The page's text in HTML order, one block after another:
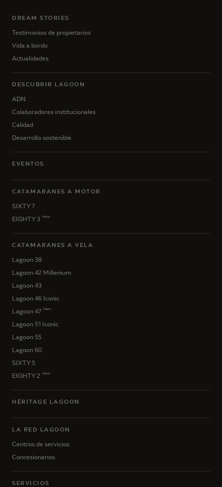
DREAM STORIES
Testimonios de propietarios
Vida a bordo
Actualidades
DESCUBRIR LAGOON
ADN
Colaboradores institucionales
Calidad
Desarrollo sostenible
EVENTOS
CATAMARANES A MOTOR
SIXTY 7
EIGHTY 3 New
CATAMARANES A VELA
Lagoon 38
Lagoon 42 Millenium
Lagoon 43
Lagoon 46 Iconic
Lagoon 47 New
Lagoon 51 Iconic
Lagoon 55
Lagoon 60
SIXTY 5
EIGHTY 2 New
HÉRITAGE LAGOON
LA RED LAGOON
Centros de servicios
Concesionarios
SERVICIOS